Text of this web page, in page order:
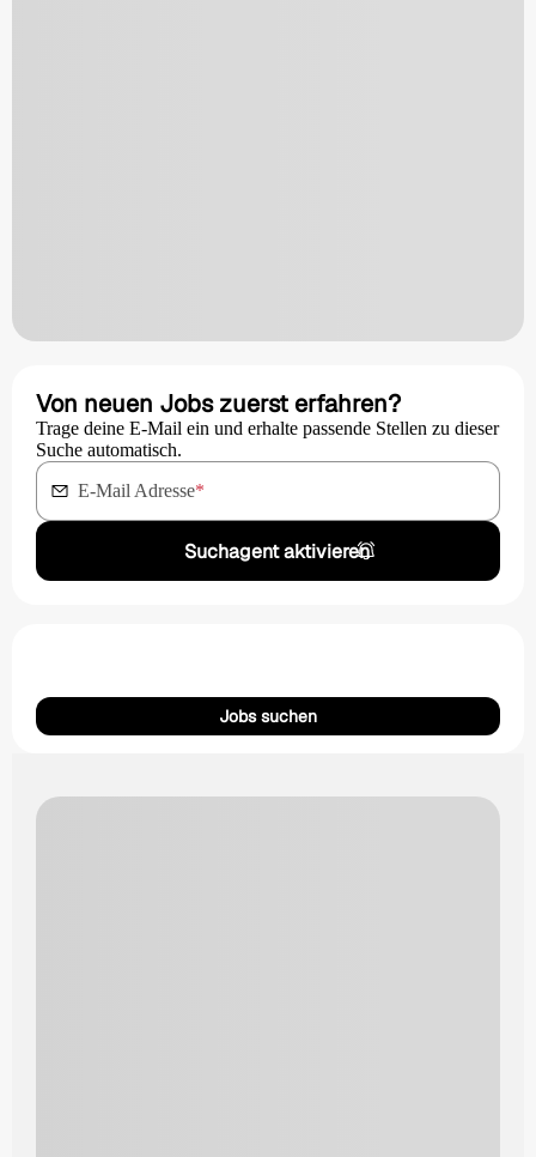
Von neuen Jobs zuerst erfahren?
Trage deine E-Mail ein und erhalte passende Stellen zu dieser
Suche automatisch.
E-Mail Adresse*
Suchagent aktivieren
Jobs suchen